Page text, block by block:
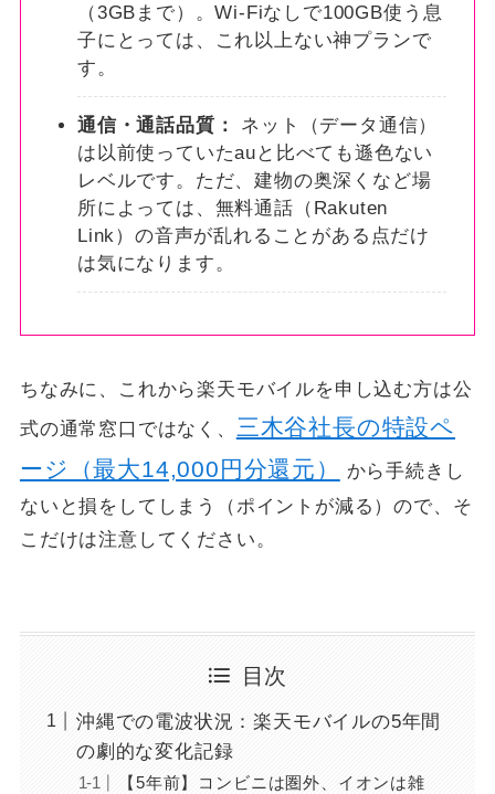
（3GBまで）。Wi-Fiなしで100GB使う息
子にとっては、これ以上ない神プランで
す。
通信・通話品質：
ネット（データ通信）
は以前使っていたauと比べても遜色ない
レベルです。ただ、建物の奥深くなど場
所によっては、無料通話（Rakuten
Link）の音声が乱れることがある点だけ
は気になります。
ちなみに、これから楽天モバイルを申し込む方は公
式の通常窓口ではなく、 三木谷社長の特設ペ
ージ（最大14,000円分還元）
から手続きし
ないと損をしてしまう（ポイントが減る）ので、そ
こだけは注意してください。
目次
沖縄での電波状況：楽天モバイルの5年間
の劇的な変化記録
【5年前】コンビニは圏外、イオンは雑